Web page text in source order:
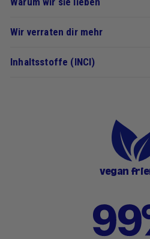
Wir verraten dir mehr
Inhaltsstoffe (INCI)
vegan